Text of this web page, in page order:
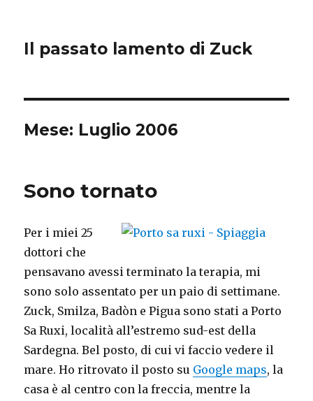
Il passato lamento di Zuck
Mese: Luglio 2006
Sono tornato
Per i miei 25
dottori che
pensavano avessi terminato la terapia, mi
sono solo assentato per un paio di settimane.
Zuck, Smilza, Badòn e Pigua sono stati a Porto
Sa Ruxi, località all’estremo sud-est della
Sardegna. Bel posto, di cui vi faccio vedere il
mare. Ho ritrovato il posto su Google maps, la
casa è al centro con la freccia, mentre la